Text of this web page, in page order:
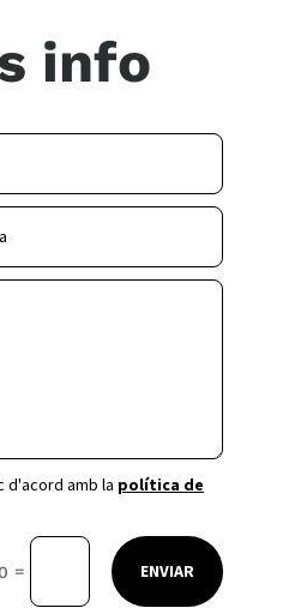
info
d'acord amb la política de
= ENVIAR